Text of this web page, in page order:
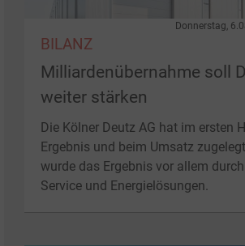
Donnerstag,
BILANZ
Milliardenübernahme soll
weiter stärken
Die Kölner Deutz AG hat im ersten
Ergebnis und beim Umsatz
wurde das Ergebnis vor allem
Service und Energielösungen.